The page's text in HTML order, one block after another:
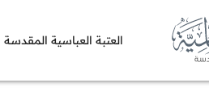
العتبة العباسية المقدسة